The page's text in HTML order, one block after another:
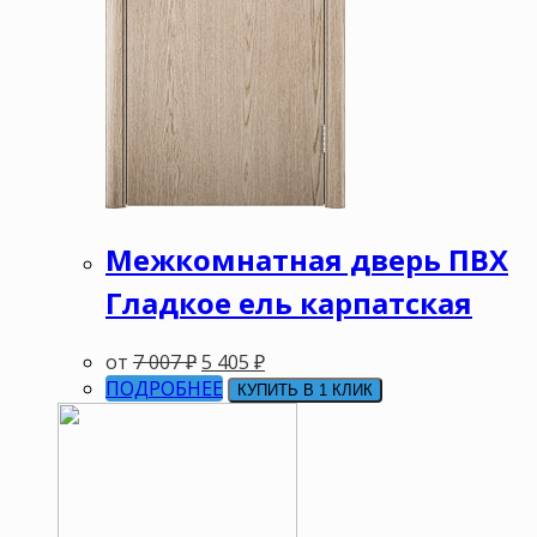
Межкомнатная дверь ПВХ
Гладкое ель карпатская
от 7 007₽5 405 ₽
ПОДРОБНЕЕ
КУПИТЬ В 1 КЛИК